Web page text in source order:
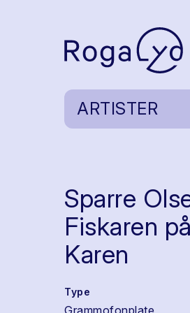
ARTISTER
Sparre
Fiskaren
Karen
Type
Grammofonplate